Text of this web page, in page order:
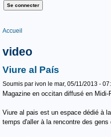
Vous êtes ici
Accueil
video
Viure al País
Soumis par ivon le mar, 05/11/2013 -
Magazine en occitan diffusé en
Viure al pais est un espace dédié à
temps d'aller à la rencontre des